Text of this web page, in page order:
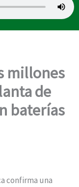
millones
de
baterías
confirma una